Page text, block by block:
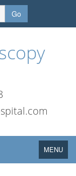
Go
Toggle
navigation
MENU